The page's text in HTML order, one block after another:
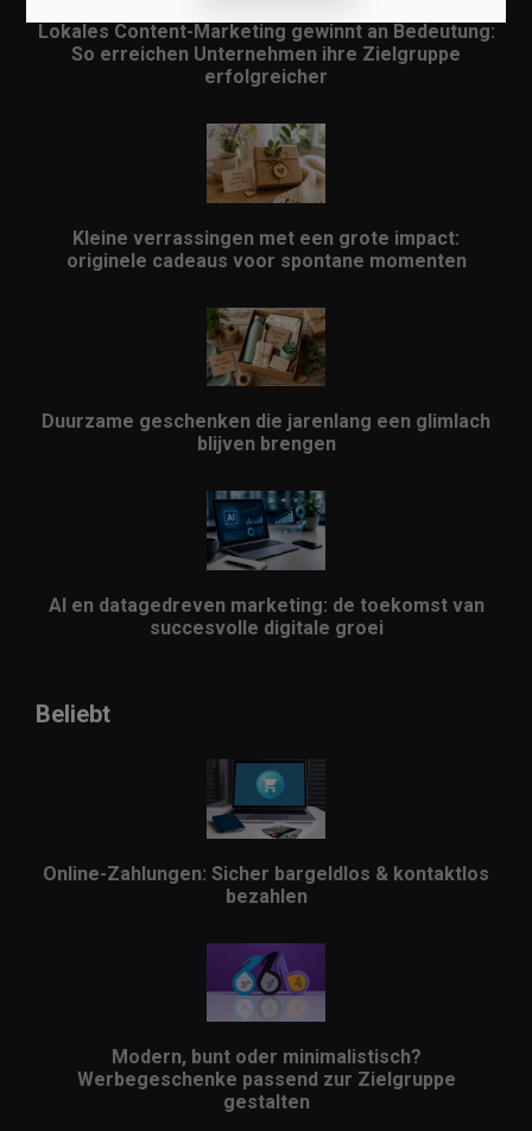
Lokales Content-Marketing gewinnt an Bedeutung:
So erreichen Unternehmen ihre Zielgruppe
erfolgreicher
Kleine verrassingen met een grote impact:
originele cadeaus voor spontane momenten
Duurzame geschenken die jarenlang een glimlach
blijven brengen
AI en datagedreven marketing: de toekomst van
succesvolle digitale groei
Beliebt
Online-Zahlungen: Sicher bargeldlos & kontaktlos
bezahlen
Modern, bunt oder minimalistisch?
Werbegeschenke passend zur Zielgruppe
gestalten